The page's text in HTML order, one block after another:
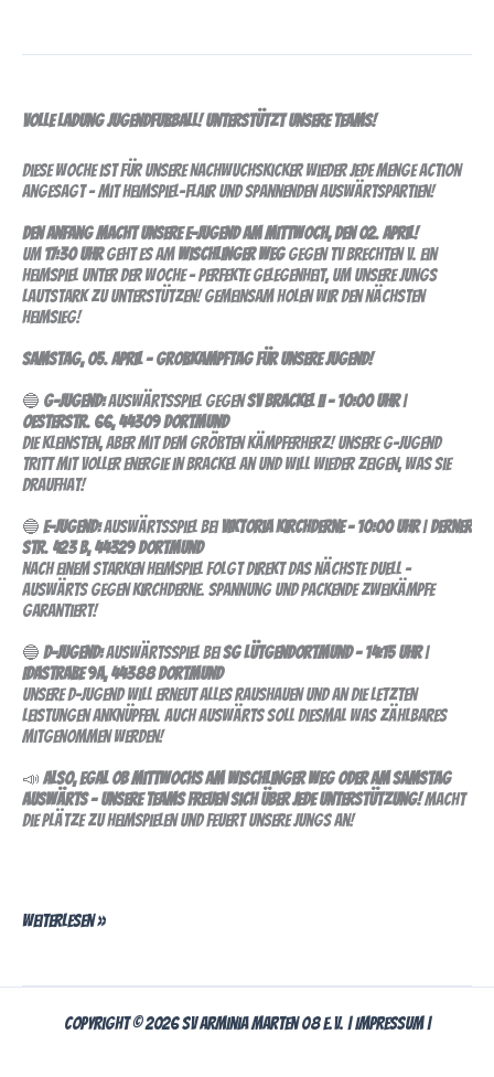
Volle Ladung Jugendfußball! Unterstützt unsere Teams!
Diese Woche ist für unsere Nachwuchskicker wieder jede Menge Action
angesagt – mit Heimspiel-Flair und spannenden Auswärtspartien!
Den Anfang macht unsere E-Jugend am Mittwoch, den 02. April!
Um17:30 Uhrgeht es amWischlinger Weggegen TV Brechten V. Ein
Heimspiel unter der Woche – perfekte Gelegenheit, um unsere Jungs
lautstark zu unterstützen! Gemeinsam holen wir den nächsten
Heimsieg!
Samstag, 05. April – Großkampftag für unsere Jugend!
🔵 G-Jugend:Auswärtsspiel gegenSV Brackel II – 10:00 Uhr|
Oesterstr. 66, 44309 Dortmund
Die Kleinsten, aber mit dem größten Kämpferherz! Unsere G-Jugend
tritt mit voller Energie in Brackel an und will wieder zeigen, was sie
draufhat!
🔵 E-Jugend:Auswärtsspiel beiViktoria Kirchderne – 10:00 Uhr|Derner
Str. 423 B, 44329 Dortmund
Nach einem starken Heimspiel folgt direkt das nächste Duell –
auswärts gegen Kirchderne. Spannung und packende Zweikämpfe
garantiert!
🔵 D-Jugend:Auswärtsspiel beiSG Lütgendortmund – 14:15 Uhr|
Idastraße 9a, 44388 Dortmund
Unsere D-Jugend will erneut alles raushauen und an die letzten
Leistungen anknüpfen. Auch auswärts soll diesmal was Zählbares
mitgenommen werden!
📣 Also, egal ob mittwochs am Wischlinger Weg oder am Samstag
auswärts – unsere Teams freuen sich über jede Unterstützung!Macht
die Plätze zu Heimspielen und feuert unsere Jungs an!
hauptrunde
Weiterlesen »
Copyright © 2026 SV Arminia Marten 08 e.V. |Impressum|